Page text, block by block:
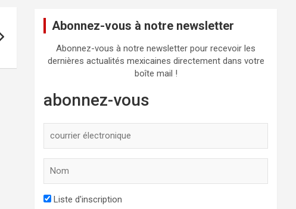
Abonnez-vous à notre newsletter
Abonnez-vous à notre newsletter pour recevoir les
dernières actualités mexicaines directement dans votre
boîte mail !
abonnez-vous
Liste d'inscription